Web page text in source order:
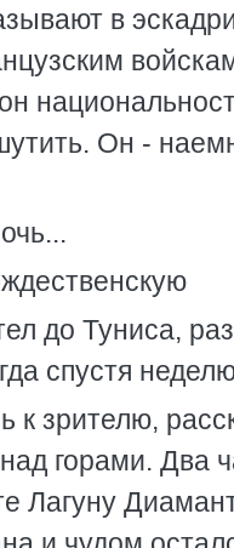
в
Он -
до Туниса,
спустя
зрителю,
горами. Два
Лагуну